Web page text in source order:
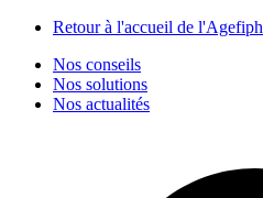
Retour à l'accueil de l'Agefiph
Nos conseils
Nos solutions
Nos actualités